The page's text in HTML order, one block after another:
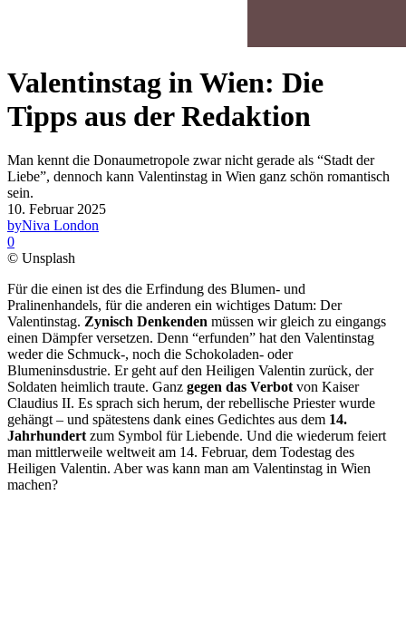
Valentinstag in Wien: Die
Tipps aus der Redaktion
Man kennt die Donaumetropole zwar nicht gerade als “Stadt der
Liebe”, dennoch kann Valentinstag in Wien ganz schön romantisch
sein.
10. Februar 2025
byNiva London
0
© Unsplash
Für die einen ist des die Erfindung des Blumen- und
Pralinenhandels, für die anderen ein wichtiges Datum: Der
Valentinstag. Zynisch Denkenden müssen wir gleich zu eingangs
einen Dämpfer versetzen. Denn “erfunden” hat den Valentinstag
weder die Schmuck-, noch die Schokoladen- oder
Blumeninsdustrie. Er geht auf den Heiligen Valentin zurück, der
Soldaten heimlich traute. Ganz gegen das Verbot von Kaiser
Claudius II. Es sprach sich herum, der rebellische Priester wurde
gehängt – und spätestens dank eines Gedichtes aus dem 14.
Jahrhundert zum Symbol für Liebende. Und die wiederum feiert
man mittlerweile weltweit am 14. Februar, dem Todestag des
Heiligen Valentin. Aber was kann man am Valentinstag in Wien
machen?